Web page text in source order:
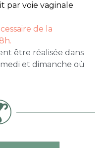
par voie vaginale
de la
être réalisée dans
et dimanche où